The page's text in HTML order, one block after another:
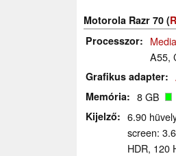
Motorola Razr 70 (
Processzor
A55,
Grafikus adapter
Memória 8 GB
Kijelző
6.90
screen:
HDR, 120